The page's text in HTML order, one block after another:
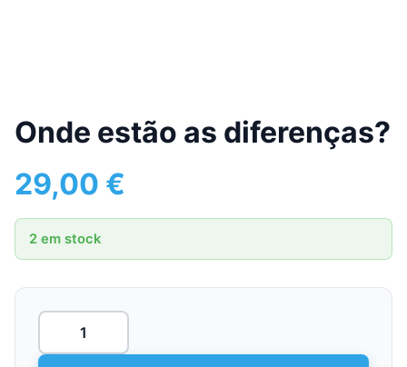
Onde estão as diferenças?
29,00 €
2 em stock
Quantidade
Onde